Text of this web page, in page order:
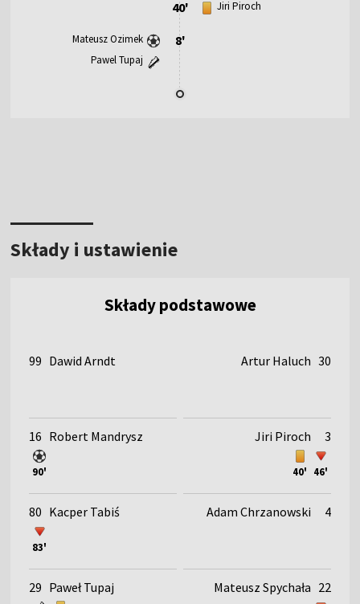
40' Jiri Piroch
8'
Mateusz Ozimek
Pawel Tupaj
Składy i ustawienie
Składy podstawowe
99 Dawid Arndt
16 Robert Mandrysz
90'
80 Kacper Tabiś
83'
29 Paweł Tupaj
Artur Haluch 30
40' 46'
Jiri Piroch 3
Adam Chrzanowski 4
Mateusz Spychała 22